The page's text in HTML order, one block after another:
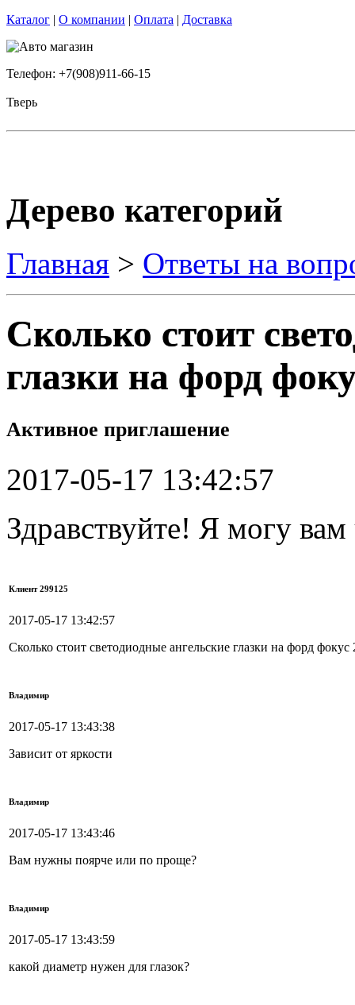
Каталог | О компании | Оплата | Доставка
Телефон: +7(908)911-66-15
Тверь
Дерево категорий
Главная > Ответы на
Сколько стоит
глазки на форд
Активное приглашение
2017-05-17 13:42:57
Здравствуйте! Я могу
Клиент 299125
2017-05-17 13:42:57
Сколько стоит светодиодные ангельские глазки на форд фокус
Владимир
2017-05-17 13:43:38
Зависит от яркости
Владимир
2017-05-17 13:43:46
Вам нужны поярче или по проще?
Владимир
2017-05-17 13:43:59
какой диаметр нужен для глазок?